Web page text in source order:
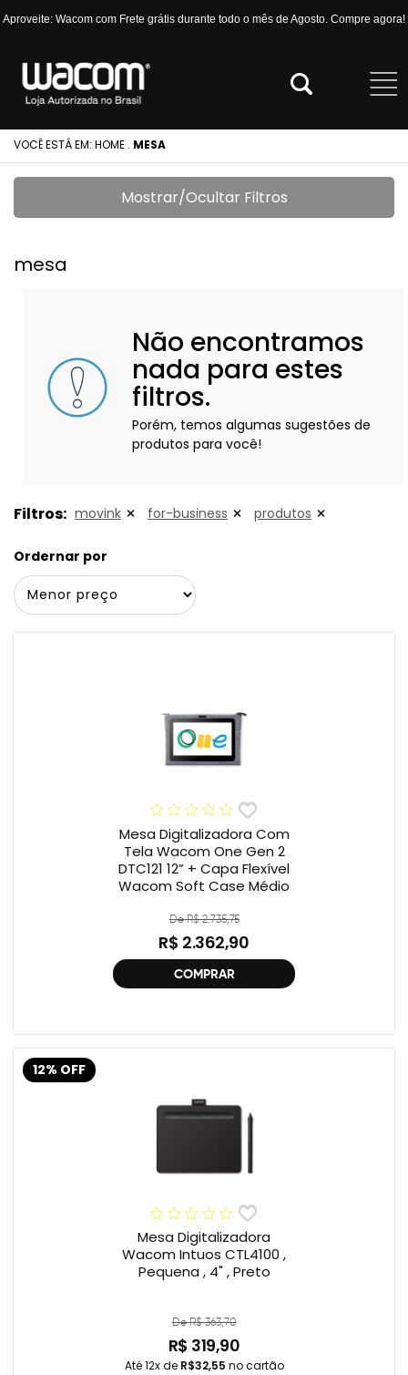
Aproveite: Wacom com Frete grátis durante todo o mês de Agosto. Compre agora!
VOCÊ ESTÁ EM: HOME . MESA
Mostrar/Ocultar Filtros
mesa
Não encontramos
nada para estes
filtros.
Porém, temos algumas sugestões de
produtos para você!
Filtros: movink for-business produtos
Ordernar por
Mesa Digitalizadora Com
Tela Wacom One Gen 2
DTC121 12” + Capa Flexível
Wacom Soft Case Médio
De R$ 2.735,75
R$ 2.362,90
COMPRAR
12% OFF
Mesa Digitalizadora
Wacom Intuos CTL4100 ,
Pequena , 4" , Preto
De R$ 363,70
R$ 319,90
Até 12x de R$32,55 no cartão